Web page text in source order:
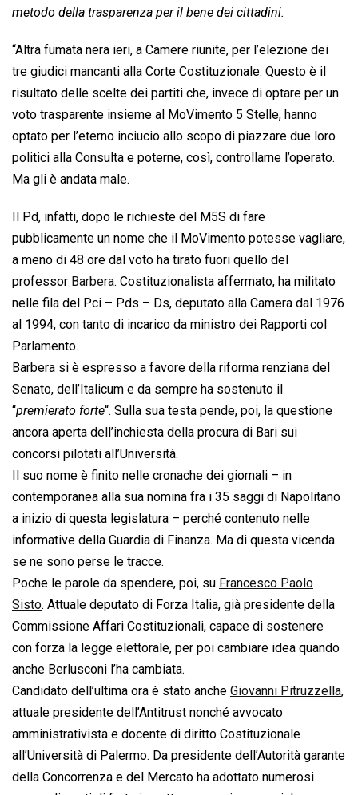
o
k
A
p
d
n
d
i
k
metodo della trasparenza per il bene dei cittadini.
“Altra fumata nera ieri, a Camere riunite, per l’elezione dei
tre giudici mancanti alla Corte Costituzionale. Questo è il
risultato delle scelte dei partiti che, invece di optare per un
voto trasparente insieme al MoVimento 5 Stelle, hanno
optato per l’eterno inciucio allo scopo di piazzare due loro
politici alla Consulta e poterne, così, controllarne l’operato.
Ma gli è andata male.
Il Pd, infatti, dopo le richieste del M5S di fare
pubblicamente un nome che il MoVimento potesse vagliare,
a meno di 48 ore dal voto ha tirato fuori quello del
professor Barbera. Costituzionalista affermato, ha militato
nelle fila del Pci – Pds – Ds, deputato alla Camera dal 1976
al 1994, con tanto di incarico da ministro dei Rapporti col
Parlamento.
Barbera si è espresso a favore della riforma renziana del
Senato, dell’Italicum e da sempre ha sostenuto il
“premierato forte“. Sulla sua testa pende, poi, la questione
ancora aperta dell’inchiesta della procura di Bari sui
concorsi pilotati all’Università.
Il suo nome è finito nelle cronache dei giornali – in
contemporanea alla sua nomina fra i 35 saggi di Napolitano
a inizio di questa legislatura – perché contenuto nelle
informative della Guardia di Finanza. Ma di questa vicenda
se ne sono perse le tracce.
Poche le parole da spendere, poi, su Francesco Paolo
Sisto. Attuale deputato di Forza Italia, già presidente della
Commissione Affari Costituzionali, capace di sostenere
con forza la legge elettorale, per poi cambiare idea quando
anche Berlusconi l’ha cambiata.
Candidato dell’ultima ora è stato anche Giovanni Pitruzzella,
attuale presidente dell’Antitrust nonché avvocato
amministrativista e docente di diritto Costituzionale
all’Università di Palermo. Da presidente dell’Autorità garante
della Concorrenza e del Mercato ha adottato numerosi